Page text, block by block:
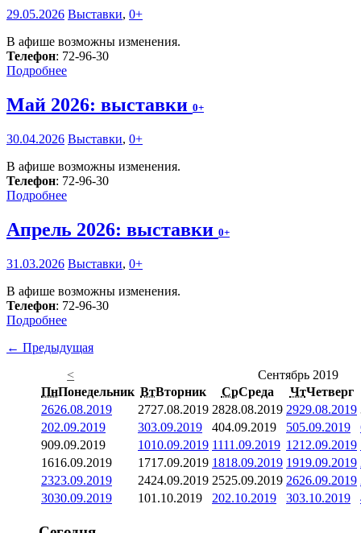
29.05.2026 Выставки, 0+
В афише возможны изменения.
Телефон: 72-96-30
Подробнее
Май 2026: выставки 0+
30.04.2026 Выставки, 0+
В афише возможны изменения.
Телефон: 72-96-30
Подробнее
Апрель 2026: выставки 0+
31.03.2026 Выставки, 0+
В афише возможны изменения.
Телефон: 72-96-30
Подробнее
← Предыдущая
<
Сентябрь 2019
ПнПонедельник ВтВторник СрСреда ЧтЧетверг
2626.08.2019 2727.08.2019 2828.08.2019 2929.08.2019
202.09.2019 303.09.2019 404.09.2019 505.09.2019
909.09.2019 1010.09.2019 1111.09.2019 1212.09.2019
1616.09.2019 1717.09.2019 1818.09.2019 1919.09.2019
2323.09.2019 2424.09.2019 2525.09.2019 2626.09.2019
3030.09.2019 101.10.2019 202.10.2019 303.10.2019